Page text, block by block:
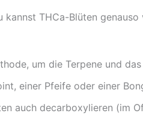
kannst THCa-Blüten
um die Terpene und
einer Pfeife oder einer
auch decarboxylieren (im